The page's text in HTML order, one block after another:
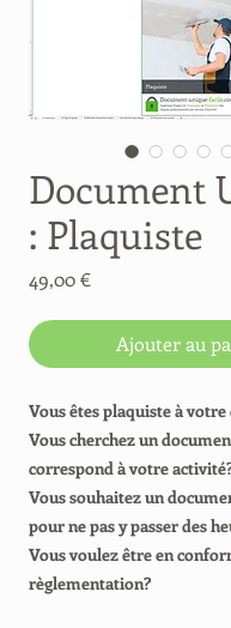
Document
: Plaquiste
49,00 €Prix
Ajouter au
Vous êtes plaquiste à
Vous cherchez un
correspond à votre
Vous souhaitez un
pour ne pas y passer des
Vous voulez être en
règlementation?